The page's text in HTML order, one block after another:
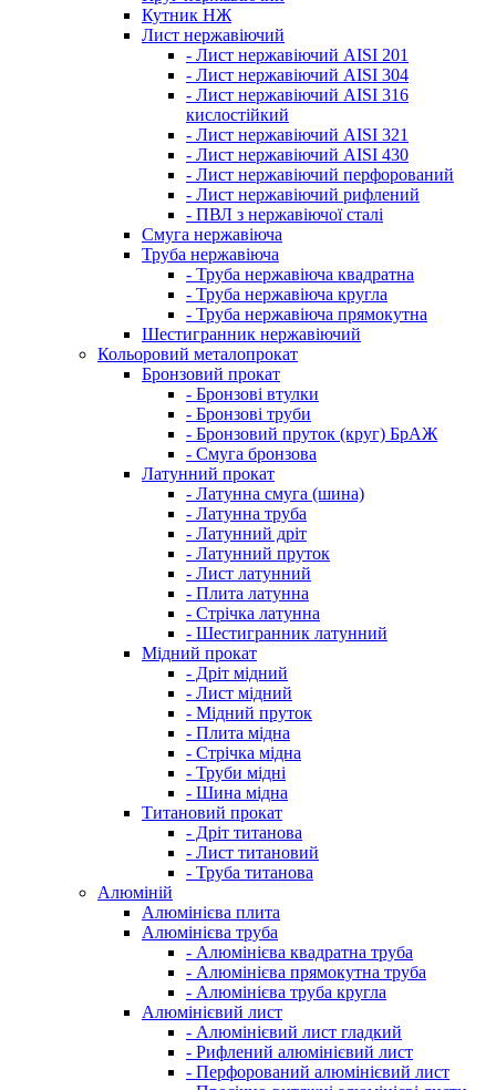
Кутник НЖ
Лист нержавіючий
- Лист нержавіючий AISI 201
- Лист нержавіючий AISI 304
- Лист нержавіючий AISI 316
кислостійкий
- Лист нержавіючий AISI 321
- Лист нержавіючий AISI 430
- Лист нержавіючий перфорований
- Лист нержавіючий рифлений
- ПВЛ з нержавіючої сталі
Смуга нержавіюча
Труба нержавіюча
- Труба нержавіюча квадратна
- Труба нержавіюча кругла
- Труба нержавіюча прямокутна
Шестигранник нержавіючий
Кольоровий металопрокат
Бронзовий прокат
- Бронзові втулки
- Бронзові труби
- Бронзовий пруток (круг) БрАЖ
- Смуга бронзова
Латунний прокат
- Латунна смуга (шина)
- Латунна труба
- Латунний дріт
- Латунний пруток
- Лист латунний
- Плита латунна
- Стрічка латунна
- Шестигранник латунний
Мідний прокат
- Дріт мідний
- Лист мідний
- Мідний пруток
- Плита мідна
- Стрічка мідна
- Труби мідні
- Шина мідна
Титановий прокат
- Дріт титанова
- Лист титановий
- Труба титанова
Алюміній
Алюмінієва плита
Алюмінієва труба
- Алюмінієва квадратна труба
- Алюмінієва прямокутна труба
- Алюмінієва труба кругла
Алюмінієвий лист
- Алюмінієвий лист гладкий
- Рифлений алюмінієвий лист
- Перфорований алюмінієвий лист